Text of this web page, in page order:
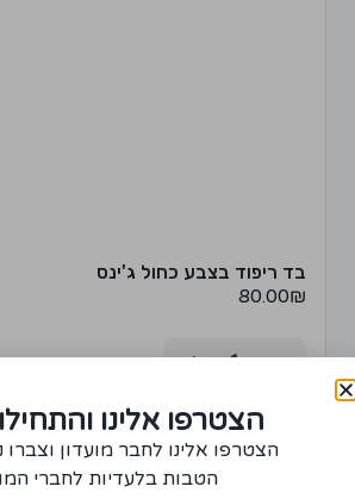
בד ריפוד בצבע כחול ג'ינס
80.00₪
−
+
רכישת יחידה ממוצר זה תצברו 4 נקודות!
הצטרפו אלינו
הצטרפו אלינו לחבר מועדון וצברו
הטבות בלעדיות לחברי